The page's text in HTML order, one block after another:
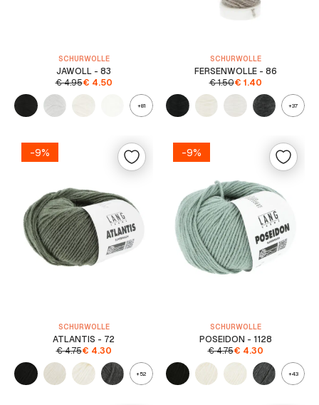
SCHURWOLLE
JAWOLL - 83
€4.95€ 4.50
+81
SCHURWOLLE
FERSENWOLLE - 86
€1.50€ 1.40
+37
-9%
SCHURWOLLE
ATLANTIS - 72
€4.75€ 4.30
+52
-9%
SCHURWOLLE
POSEIDON - 1128
€4.75€ 4.30
+43